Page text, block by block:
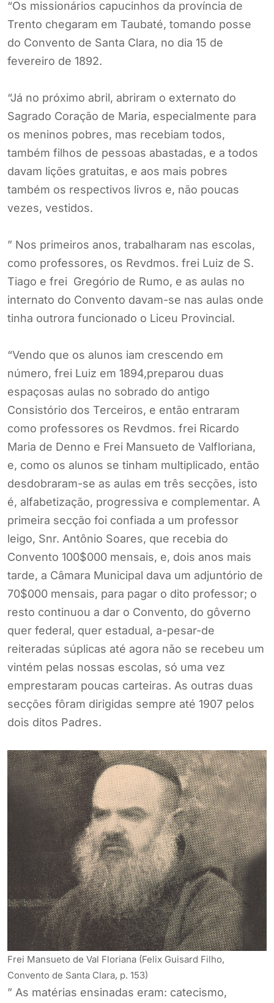
“Os missionários capucinhos da província de
Trento chegaram em Taubaté, tomando posse
do Convento de Santa Clara, no dia 15 de
fevereiro de 1892.
“Já no próximo abril, abriram o externato do
Sagrado Coração de Maria, especialmente para
os meninos pobres, mas recebiam todos,
também filhos de pessoas abastadas, e a todos
davam lições gratuitas, e aos mais pobres
também os respectivos livros e, não poucas
vezes, vestidos.
” Nos primeiros anos, trabalharam nas escolas,
como professores, os Revdmos. frei Luiz de S.
Tiago e frei Gregório de Rumo, e as aulas no
internato do Convento davam-se nas aulas onde
tinha outrora funcionado o Liceu Provincial.
“Vendo que os alunos iam crescendo em
número, frei Luiz em 1894,preparou duas
espaçosas aulas no sobrado do antigo
Consistório dos Terceiros, e então entraram
como professores os Revdmos. frei Ricardo
Maria de Denno e Frei Mansueto de Valfloriana,
e, como os alunos se tinham multiplicado, então
desdobraram-se as aulas em três secções, isto
é, alfabetização, progressiva e complementar. A
primeira secção foi confiada a um professor
leigo, Snr. Antônio Soares, que recebia do
Convento 100$000 mensais, e, dois anos mais
tarde, a Câmara Municipal dava um adjuntório de
70$000 mensais, para pagar o dito professor; o
resto continuou a dar o Convento, do gôverno
quer federal, quer estadual, a-pesar-de
reiteradas súplicas até agora não se recebeu um
vintém pelas nossas escolas, só uma vez
emprestaram poucas carteiras. As outras duas
secções fôram dirigidas sempre até 1907 pelos
dois ditos Padres.
Frei Mansueto de Val Floriana (Felix Guisard Filho,
Convento de Santa Clara, p. 153)
” As matérias ensinadas eram: catecismo,